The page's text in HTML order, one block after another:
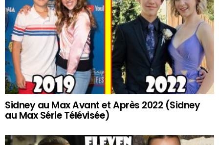
Sidney au Max Avant et Après 2022 (Sidney
au Max Série Télévisée)